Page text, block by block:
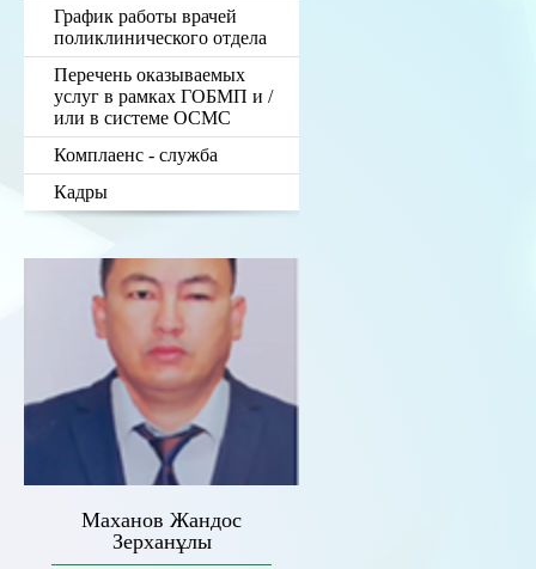
График работы врачей
поликлинического отдела
Перечень оказываемых
услуг в рамках ГОБМП и /
или в системе ОСМС
Комплаенс - служба
Кадры
Маханов Жандос
Зерханұлы